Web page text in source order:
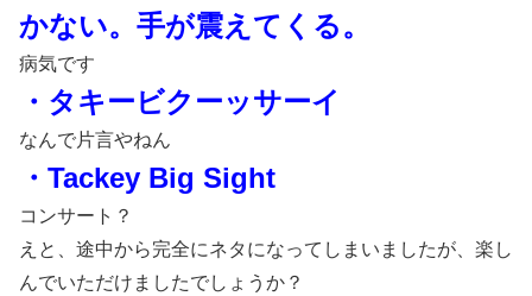
かない。手が震えてくる。
病気です
・タキービクーッサーイ
なんで片言やねん
・Tackey Big Sight
コンサート？
えと、途中から完全にネタになってしまいましたが、楽し
んでいただけましたでしょうか？